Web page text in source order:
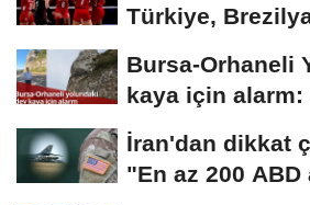
Türkiye,
Bursa-Orhaneli
kaya için alarm:
Kaplan'dan
İran'dan dikkat
"En az 200